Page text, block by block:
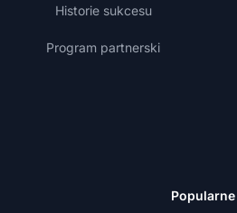
Historie sukcesu
Program partnerski
Popularne